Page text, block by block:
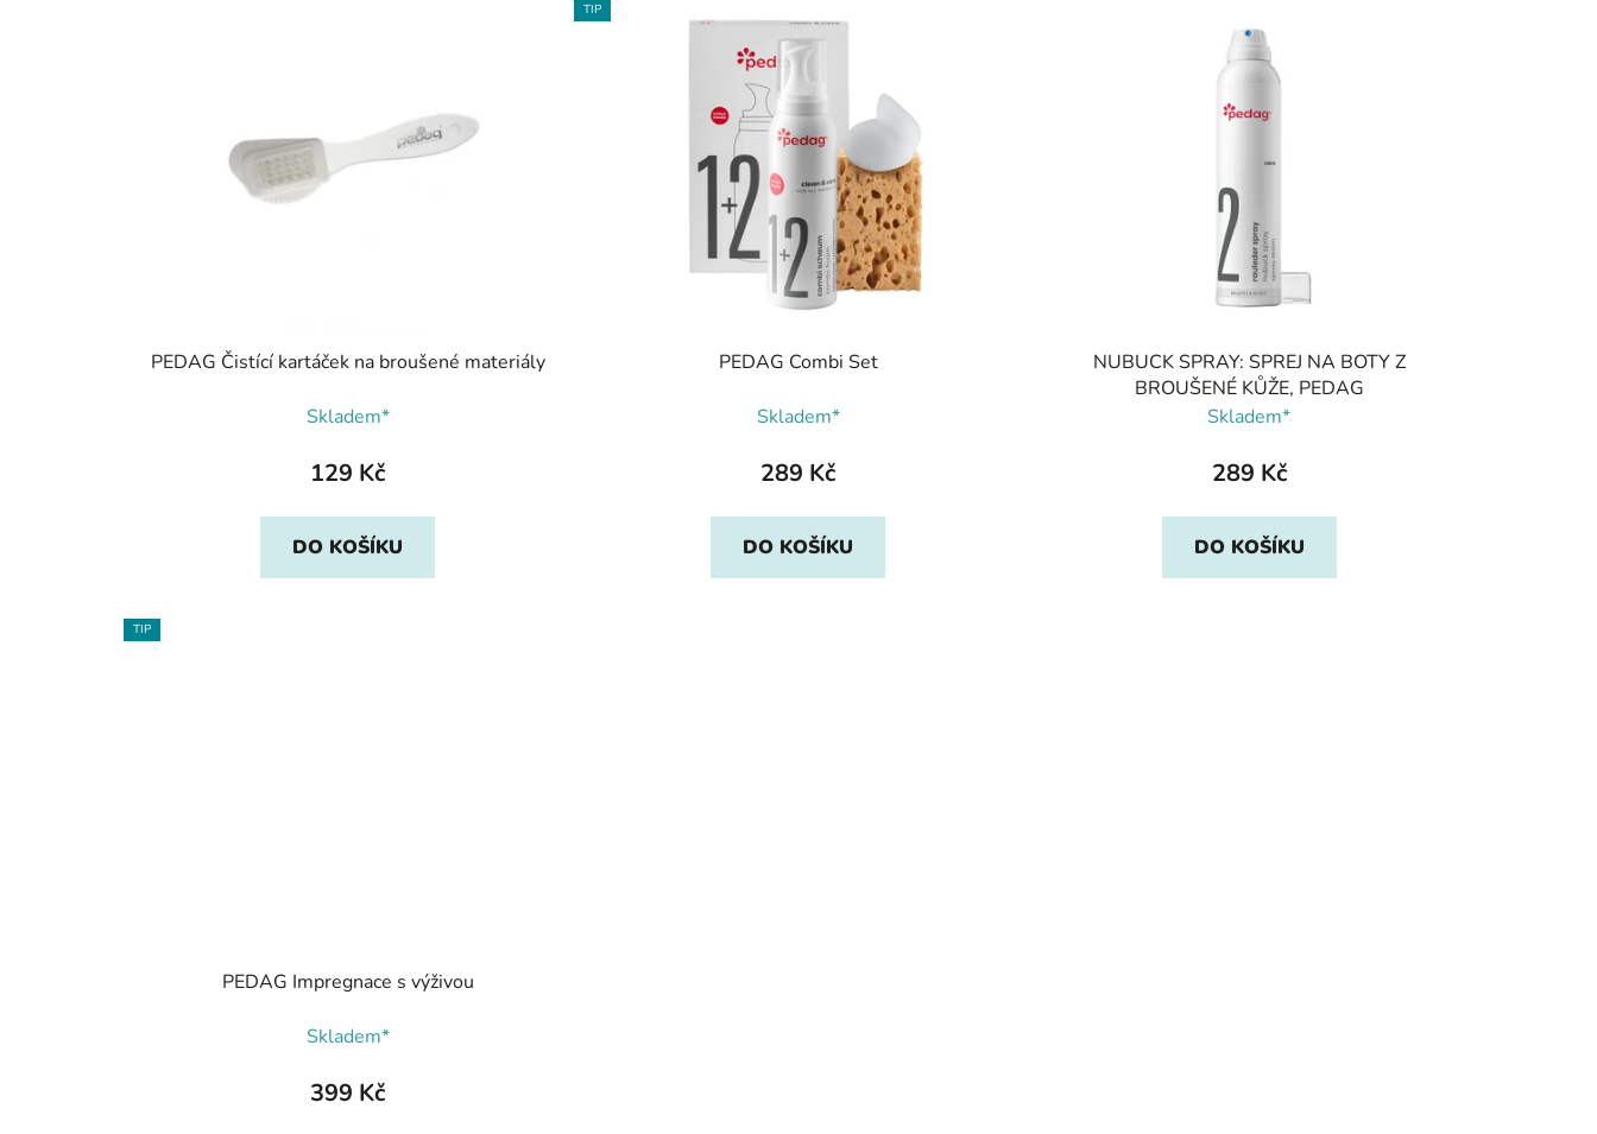
PEDAG Čistící kartáček na broušené materiály
Skladem*
129 Kč
DO KOŠÍKU
TIP
PEDAG Combi Set
Skladem*
289 Kč
DO KOŠÍKU
NUBUCK SPRAY: SPREJ NA BOTY Z
BROUŠENÉ KŮŽE, PEDAG
Skladem*
289 Kč
DO KOŠÍKU
TIP
PEDAG Impregnace s výživou
Skladem*
399 Kč